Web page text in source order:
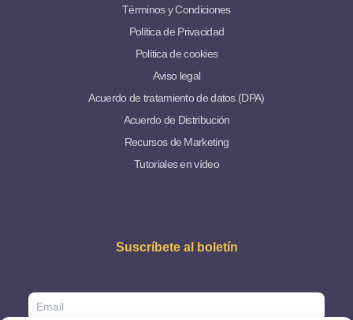
Términos y Condiciones
Política de Privacidad
Política de cookies
Aviso legal
Acuerdo de tratamiento de datos (DPA)
Acuerdo de Distribución
Recursos de Marketing
Tutoriales en vídeo
Suscríbete al boletín